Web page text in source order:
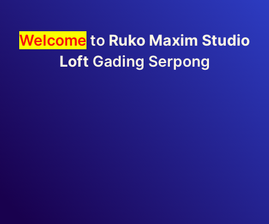
Welcome to Ruko Maxim Studio
Loft Gading Serpong